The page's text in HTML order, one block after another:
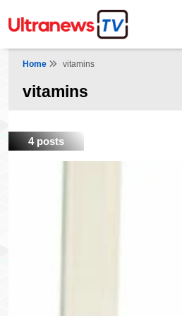
Home vitamins
vitamins
4 posts